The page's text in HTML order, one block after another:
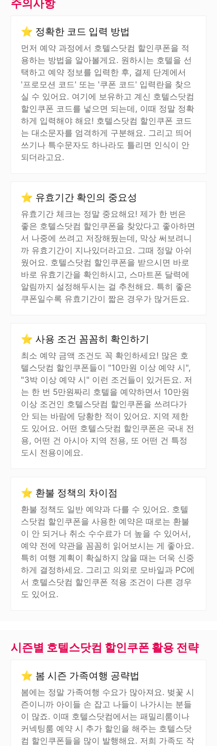
주의사항
⭐ 정확한 코드 입력 방법
먼저 예약 과정에서 호텔스닷컴 할인쿠폰을 적
용하는 방법을 알아볼게요. 원하시는 호텔을 선
택하고 예약 정보를 입력한 후, 결제 단계에서
'프로모션 코드' 또는 '쿠폰 코드' 입력란을 찾으
실 수 있어요. 여기에 보유하고 계신 호텔스닷컴
할인쿠폰 코드를 넣으면 되는데, 이때 정말 정확
하게 입력해야 해요! 호텔스닷컴 할인쿠폰 코드
는 대소문자를 엄격하게 구분해요. 그리고 띄어
쓰기나 특수문자도 하나라도 틀리면 인식이 안
되더라고요.
⭐ 유효기간 확인의 중요성
유효기간 체크는 정말 중요해요! 제가 한 번은
좋은 호텔스닷컴 할인쿠폰을 찾았다고 좋아하면
서 나중에 쓰려고 저장해뒀는데, 막상 써보려니
까 유효기간이 지나있더라고요. 그때 정말 아쉬
웠어요. 호텔스닷컴 할인쿠폰을 받으시면 바로
바로 유효기간을 확인하시고, 스마트폰 달력에
알림까지 설정해두시는 걸 추천해요. 특히 좋은
쿠폰일수록 유효기간이 짧은 경우가 많거든요.
⭐ 사용 조건 꼼꼼히 확인하기
최소 예약 금액 조건도 꼭 확인하세요! 많은 호
텔스닷컴 할인쿠폰들이 "10만원 이상 예약 시",
"3박 이상 예약 시" 이런 조건들이 있거든요. 저
는 한 번 5만원짜리 호텔을 예약하면서 10만원
이상 조건인 호텔스닷컴 할인쿠폰을 쓰려다가
안 되는 바람에 당황한 적이 있어요. 지역 제한
도 있어요. 어떤 호텔스닷컴 할인쿠폰은 국내 전
용, 어떤 건 아시아 지역 전용, 또 어떤 건 특정
도시 전용이에요.
⭐ 환불 정책의 차이점
환불 정책도 일반 예약과 다를 수 있어요. 호텔
스닷컴 할인쿠폰을 사용한 예약은 때로는 환불
이 안 되거나 취소 수수료가 더 높을 수 있어서,
예약 전에 약관을 꼼꼼히 읽어보시는 게 좋아요.
특히 여행 계획이 확실하지 않을 때는 더욱 신중
하게 결정하세요. 그리고 의외로 모바일과 PC에
서 호텔스닷컴 할인쿠폰 적용 조건이 다른 경우
도 있어요.
시즌별 호텔스닷컴 할인쿠폰 활용 전략
⭐ 봄 시즌 가족여행 공략법
봄에는 정말 가족여행 수요가 많아져요. 벚꽃 시
즌이니까 아이들 손 잡고 나들이 나가시는 분들
이 많죠. 이때 호텔스닷컴에서는 패밀리룸이나
커넥팅룸 예약 시 추가 할인을 해주는 호텔스닷
컴 할인쿠폰들을 많이 발행해요. 저희 가족도 작